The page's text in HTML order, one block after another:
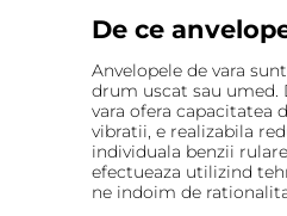
De ce
Anvelopele de vara
drum uscat sau umed.
vara ofera capacitatea
vibratii, e realizabila
individuala benzii
efectueaza utilizind
ne indoim de